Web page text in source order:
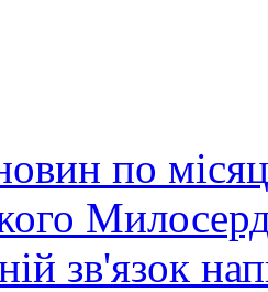
по
зв'язок